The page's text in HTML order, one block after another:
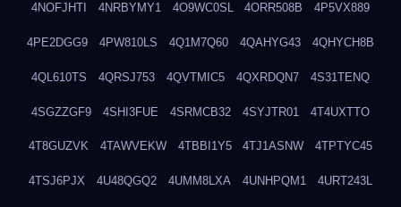
4NOFJHTI 4NRBYMY1 4O9WC0SL 4ORR508B 4P5VX889
4PE2DGG9 4PW810LS 4Q1M7Q60 4QAHYG43 4QHYCH8B
4QL610TS 4QRSJ753 4QVTMIC5 4QXRDQN7 4S31TENQ
4SGZZGF9 4SHI3FUE 4SRMCB32 4SYJTR01 4T4UXTTO
4T8GUZVK 4TAWVEKW 4TBBI1Y5 4TJ1ASNW 4TPTYC45
4TSJ6PJX 4U48QGQ2 4UMM8LXA 4UNHPQM1 4URT243L